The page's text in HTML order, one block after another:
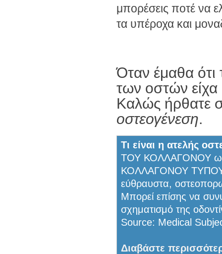
μπορέσεις ποτέ να
τα υπέροχα και
Όταν έμαθα
των οστών είχα
Καλώς ήρθατε
οστεογένεση.
Τι είναι η ατελής
ΤΟΥ ΚΟΛΛΑΓΟΝΟΥ ως
ΚΟΛΛΑΓΟΝΟΥ ΤΥΠΟΥ Ι
εύθραυστα,
Μπορεί επίσης να
σχηματισμό της
Source: Medical
Διαβάστε